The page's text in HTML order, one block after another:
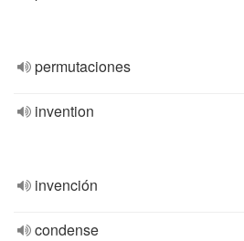
permutaciones
invention
invención
condense